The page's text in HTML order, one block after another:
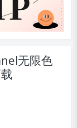
无限色